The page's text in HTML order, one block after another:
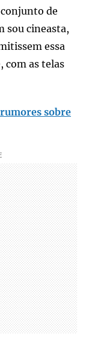
de
sou cineasta,
essa
com as telas
sobre